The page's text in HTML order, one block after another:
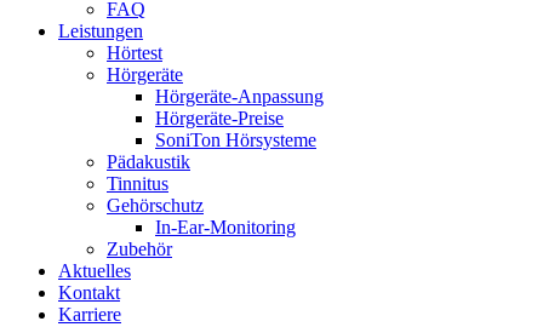
FAQ
Leistungen
Hörtest
Hörgeräte
Hörgeräte-Anpassung
Hörgeräte-Preise
SoniTon Hörsysteme
Pädakustik
Tinnitus
Gehörschutz
In-Ear-Monitoring
Zubehör
Aktuelles
Kontakt
Karriere